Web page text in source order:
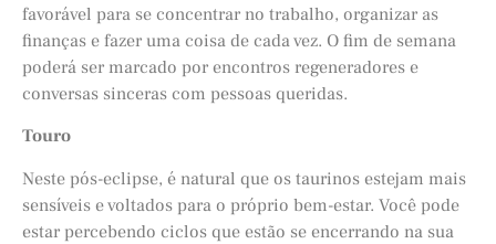
favorável para se concentrar no trabalho, organizar as
finanças e fazer uma coisa de cada vez. O fim de semana
poderá ser marcado por encontros regeneradores e
conversas sinceras com pessoas queridas.
Touro
Neste pós-eclipse, é natural que os taurinos estejam mais
sensíveis e voltados para o próprio bem-estar. Você pode
estar percebendo ciclos que estão se encerrando na sua